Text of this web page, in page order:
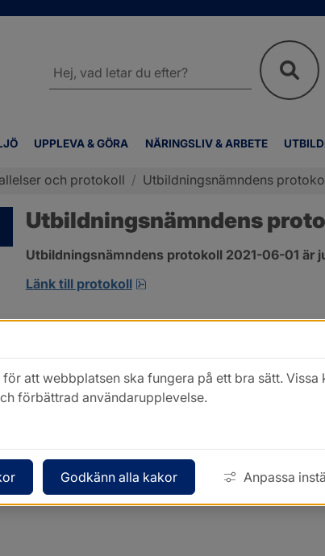
UPPLEVA & GÖRA NÄRINGSLIV & ARBETE
webbplatsen
och protokoll / Utbildningsnämndens
Utbildningsnämndens
Utbildningsnämndens protokoll 2021-06-01 är
Länk till protokoll
pdf, 1.3 MB, öppnas i nytt
att webbplatsen ska fungera på ett bra sätt.
förbättrad användarupplevelse.
Godkänn alla kakor Anpassa